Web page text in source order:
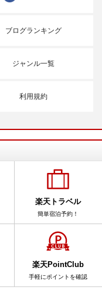
ブログランキング
ジャンル一覧
利用規約
楽天トラベル
簡単宿泊予約！
楽天PointClub
手軽にポイントを確認